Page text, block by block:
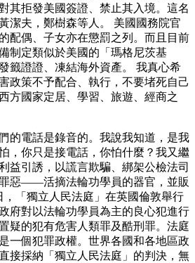
其拒發美國簽證、禁止其入境。這名
潔夫，鄭樹森等人。 美國國務院官
配偶、子女亦在懲罰之列。而且目前
制定類似於美國的「瑪格尼茨基
籤證證、凍結海外資產。 我真心希
政策不予配合、執行，不要堵死自己
方國家定居、學習、旅遊、經商之
的電話是錄音的。我說我知道，是我
，你只是接電話，你怕什麼？我又繼
益引誘，以謊言欺騙、綁架公檢法司
惡——活摘法輪功學員的器官，並販
，「獨立人民法庭」在英國倫敦舉行
府對以法輪功學員為主的良心犯進行
疑的犯有危害人類罪及酷刑罪。法庭
一個犯罪政權。世界各國和各地區政
接採納「獨立人民法庭」的判決，無